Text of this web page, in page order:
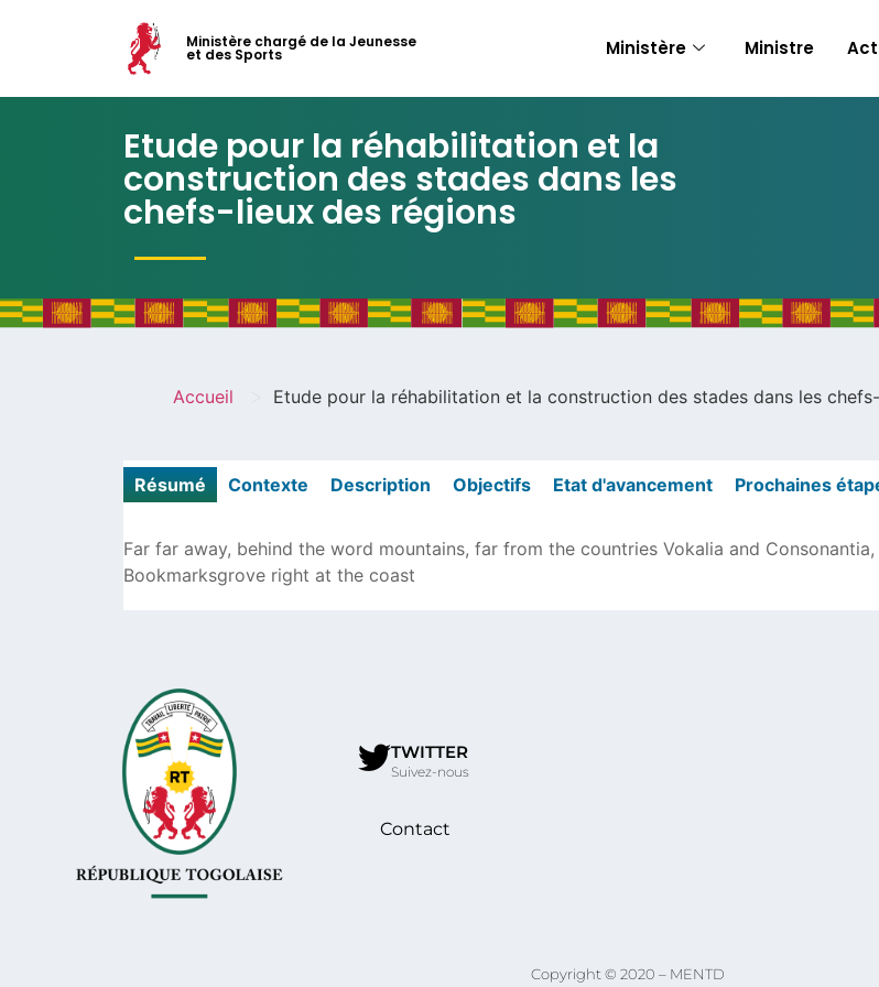
Ministère chargé de la Jeunesse
et des Sports Ministère Ministre
Etude pour la réhabilitation et la
construction des stades dans les
chefs-lieux des régions
Accueil Etude pour la réhabilitation et la construction des stades dans les
Résumé Contexte Description Objectifs Etat d'avancement Prochaines
Far far away, behind the word mountains, far from the countries Vokalia and
Bookmarksgrove right at the coast
TWITTER
Suivez-nous
Contact
Copyright © 2020 – MENTD